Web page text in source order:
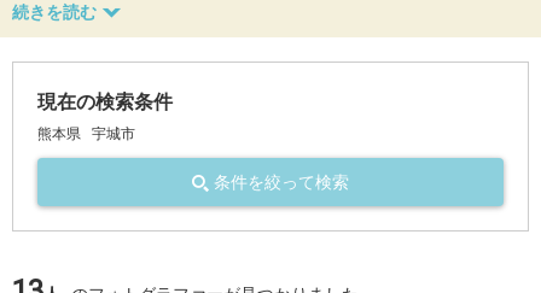
現在の検索条件
熊本県 宇城市
条件を絞って検索